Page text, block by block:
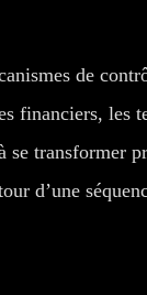
de
financiers, les
transformer
d’une